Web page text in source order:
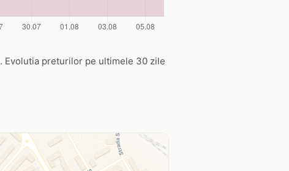
Evolutia preturilor pe ultimele 30 zile